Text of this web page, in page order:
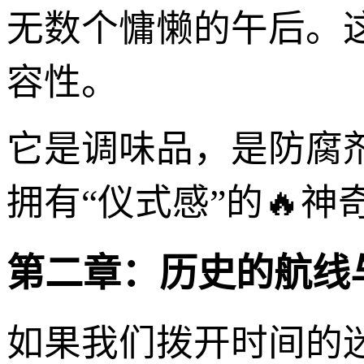
无数个慵懒的午后。
容性。
它是调味品，是防腐
拥有“仪式感”的🔥神
第二章：历史的航线
如果我们拨开时间的